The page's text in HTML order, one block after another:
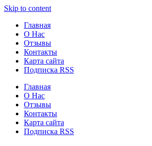
Skip to content
Главная
О Нас
Отзывы
Контакты
Карта сайта
Подписка RSS
Главная
О Нас
Отзывы
Контакты
Карта сайта
Подписка RSS